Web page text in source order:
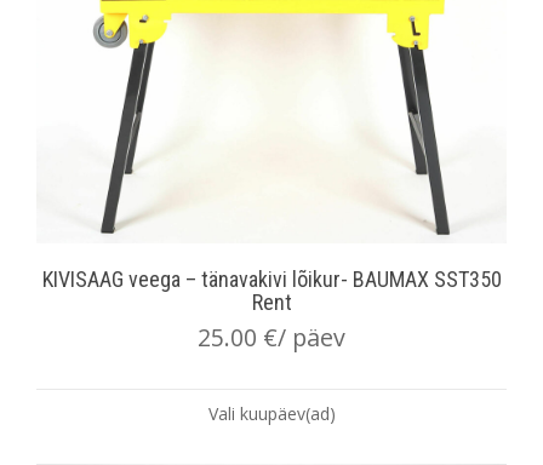
KIVISAAG veega – tänavakivi lõikur- BAUMAX SST350
Rent
25.00 €/ päev
Vali kuupäev(ad)